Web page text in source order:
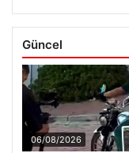
Güncel
06/08/2026